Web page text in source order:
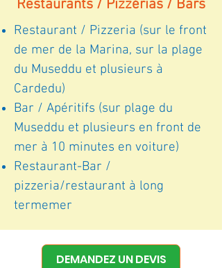
Restaurants / Pizzérias / Bars
Restaurant / Pizzeria (sur le front
de mer de la Marina, sur la plage
du Museddu et plusieurs à
Cardedu)
Bar / Apéritifs (sur plage du
Museddu et plusieurs en front de
mer à 10 minutes en voiture)
Restaurant-Bar /
pizzeria/restaurant à long
termemer
DEMANDEZ UN DEVIS